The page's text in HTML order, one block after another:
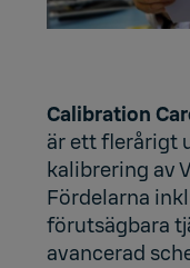
Calibration
är ett flerårigt
kalibrering av
Fördelarna
förutsägbara
avancerad